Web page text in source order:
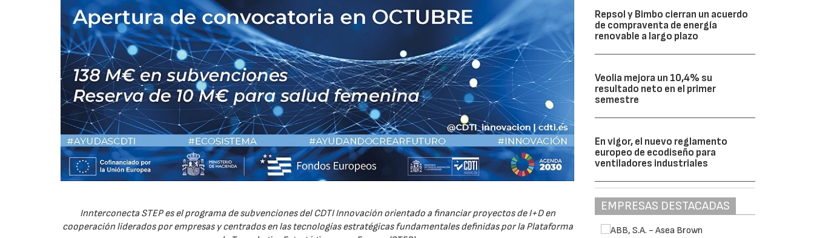
Innterconecta STEP es el programa de subvenciones del CDTI Innovación orientado a financiar proyectos de I+D en
cooperación liderados por empresas y centrados en las tecnologías estratégicas fundamentales definidas por la Plataforma
Repsol y Bimbo cierran un acuerdo
de compraventa de energía
renovable a largo plazo
Veolia mejora un 10,4% su
resultado neto en el primer
semestre
En vigor, el nuevo reglamento
europeo de ecodiseño para
ventiladores industriales
EMPRESAS DESTACADAS